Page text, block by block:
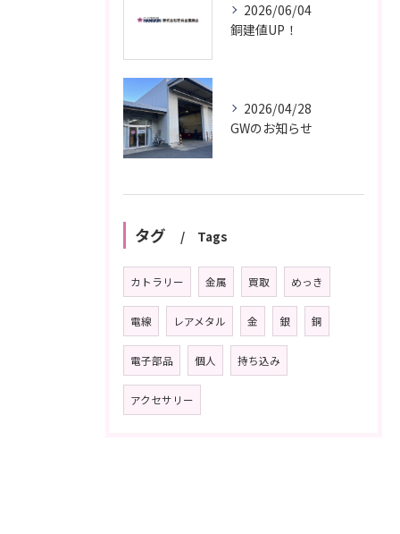
2026/06/04
銅建値UP！
2026/04/28
GWのお知らせ
タグ Tags
カトラリー 金属 買取 めっき
電線 レアメタル 金 銀 銅
電子部品 個人 持ち込み
アクセサリー